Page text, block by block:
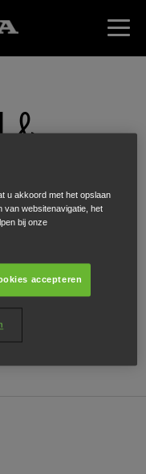
&
u akkoord met het opslaan
van websitenavigatie, het
bij onze
accepteren